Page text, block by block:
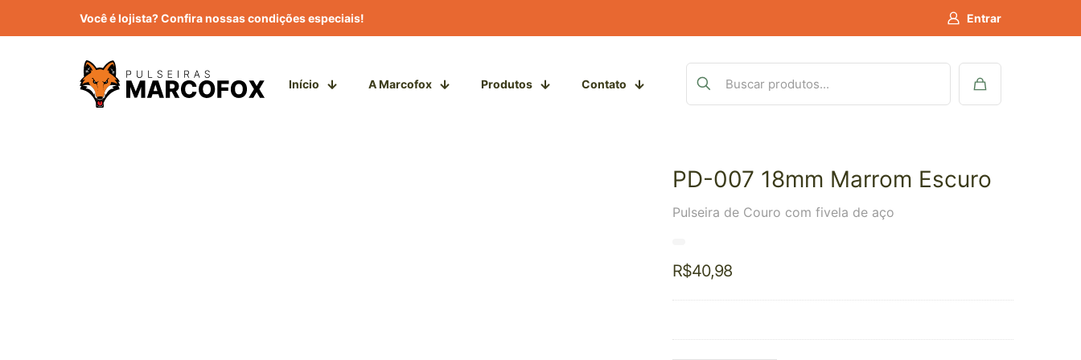
Você é lojista? Confira nossas condições especiais! Entrar
Início A Marcofox Produtos Contato
PD-007 18mm Marrom Escuro
Pulseira de Couro com fivela de aço
R$40,98